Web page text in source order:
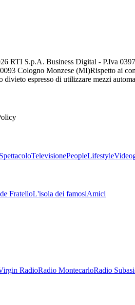
RTI S.p.A. Business Digital - P.Iva
Cologno Monzese (MI)Rispetto ai
divieto espresso di utilizzare mezzi
SpettacoloTelevisionePeopleLifestyle
FratelloL'isola dei famosiAmici
RadioRadio MontecarloRadio